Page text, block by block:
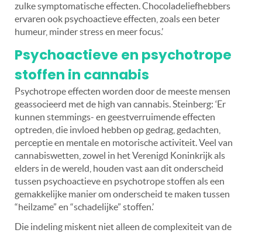
zulke symptomatische effecten. Chocoladeliefhebbers
ervaren ook psychoactieve effecten, zoals een beter
humeur, minder stress en meer focus.’
Psychoactieve en psychotrope
stoffen in cannabis
Psychotrope effecten worden door de meeste mensen
geassocieerd met de high van cannabis. Steinberg: ‘Er
kunnen stemmings- en geestverruimende effecten
optreden, die invloed hebben op gedrag, gedachten,
perceptie en mentale en motorische activiteit. Veel van
cannabiswetten, zowel in het Verenigd Koninkrijk als
elders in de wereld, houden vast aan dit onderscheid
tussen psychoactieve en psychotrope stoffen als een
gemakkelijke manier om onderscheid te maken tussen
“heilzame” en “schadelijke” stoffen.’
Die indeling miskent niet alleen de complexiteit van de